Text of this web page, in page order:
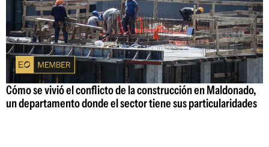
Cómo se vivió el conflicto de la construcción en Maldonado,
un departamento donde el sector tiene sus particularidades